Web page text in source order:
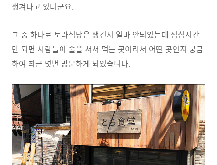
생겨나고 있더군요.
그 중 하나로 토라식당은 생긴지 얼마 안되었는데 점심시간
만 되면 사람들이 줄을 서서 먹는 곳이라서 어떤 곳인지 궁금
하여 최근 몇번 방문하게 되었습니다.